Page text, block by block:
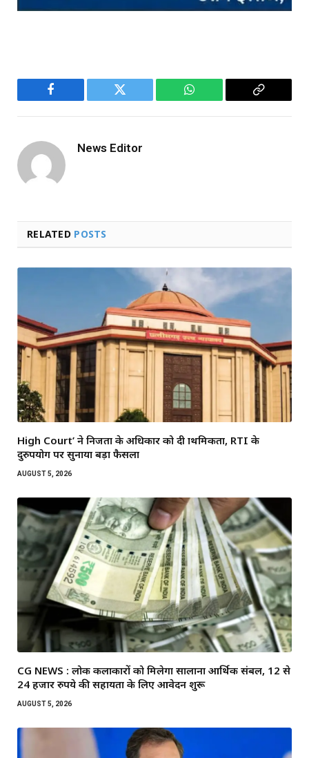
Facebook Twitter WhatsApp
Copy
News Editor
RELATED POSTS
High Court’ ने निजता के अधिकार को दी प्राथमिकता, RTI के
दुरुपयोग पर सुनाया बड़ा फैसला
AUGUST 5, 2026
CG NEWS : लोक कलाकारों को मिलेगा सालाना आर्थिक संबल, 12 से
24 हजार रुपये की सहायता के लिए आवेदन शुरू
AUGUST 5, 2026